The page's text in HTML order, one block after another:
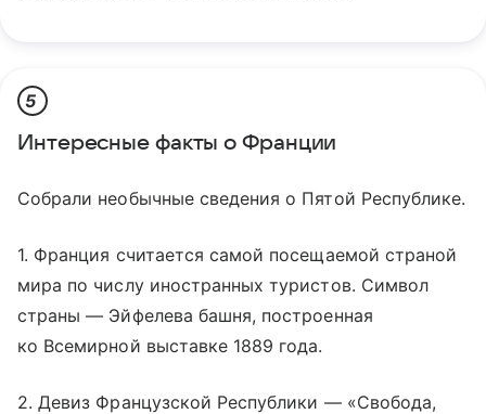
5
Интересные факты о Франции
Собрали необычные сведения о Пятой Республике.
1. Франция считается самой посещаемой страной
мира по числу иностранных туристов. Символ
страны — Эйфелева башня, построенная
ко Всемирной выставке 1889 года.
2. Девиз Французской Республики — «Свобода,